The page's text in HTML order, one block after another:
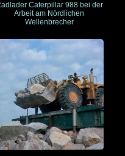
Caterpillar 988 bei der
Arbeit am Nördlichen
Wellenbrecher